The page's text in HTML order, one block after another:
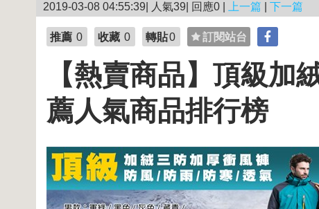
2019-03-08 04:55:39| 人氣39| 回應0 | 上一篇 下一篇
推薦 0 收藏 0 轉貼0 訂閱站台
【熱賣商品】頂級加
薦人氣商品排行榜